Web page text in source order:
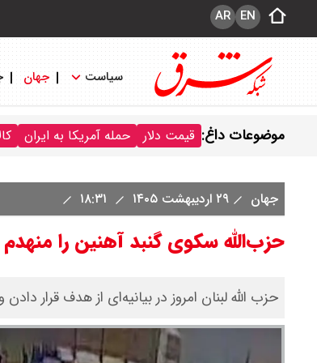
EN
AR
سیاست جهان
موضوعات داغ: قیمت دلار حمله آمریکا به ایران
جهان ۲۹ اردیبهشت ۱۴۰۵
حزب‌الله سکوی گنبد آهنین را منهدم
​حزب الله لبنان امروز در بیانیه‌ای از هدف قرار